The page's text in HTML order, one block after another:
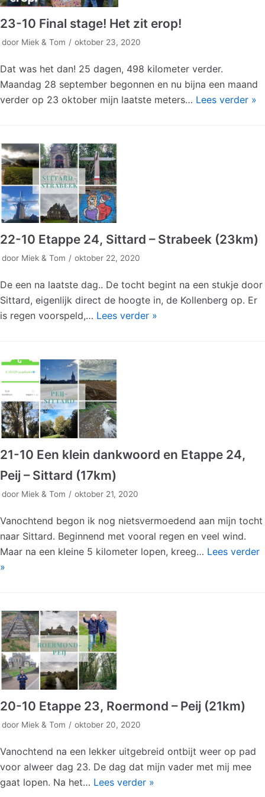
23-10 Final stage! Het zit erop!
door Miek & Tom oktober 23, 2020
Dat was het dan! 25 dagen, 498 kilometer verder.
Maandag 28 september begonnen en nu bijna een maand
verder op 23 oktober mijn laatste meters… Lees verder »
22-10 Etappe 24, Sittard – Strabeek (23km)
door Miek & Tom oktober 22, 2020
De een na laatste dag.. De tocht begint na een stukje door
Sittard, eigenlijk direct de hoogte in, de Kollenberg op. Er
is regen voorspeld,… Lees verder »
21-10 Een klein dankwoord en Etappe 24,
Peij – Sittard (17km)
door Miek & Tom oktober 21, 2020
Vanochtend begon ik nog nietsvermoedend aan mijn tocht
naar Sittard. Beginnend met vooral regen en veel wind.
Maar na een kleine 5 kilometer lopen, kreeg… Lees verder
»
20-10 Etappe 23, Roermond – Peij (21km)
door Miek & Tom oktober 20, 2020
Vanochtend na een lekker uitgebreid ontbijt weer op pad
voor alweer dag 23. De dag dat mijn vader met mij mee
gaat lopen. Na het… Lees verder »